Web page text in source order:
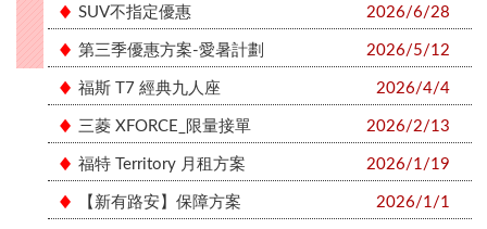
SUV不指定優惠 2026/6/28
第三季優惠方案-愛暑計劃 2026/5/12
福斯 T7 經典九人座 2026/4/4
三菱 XFORCE_限量接單 2026/2/13
福特 Territory 月租方案 2026/1/19
【新有路安】保障方案 2026/1/1